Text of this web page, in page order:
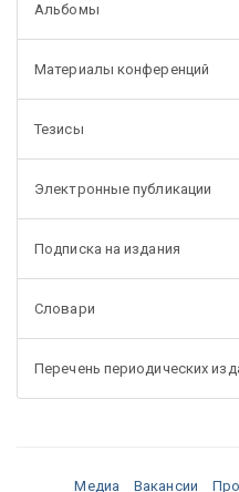
Альбомы
Материалы конференций
Тезисы
Электронные публикации
Подписка на издания
Словари
Перечень периодических
Медиа Вакансии